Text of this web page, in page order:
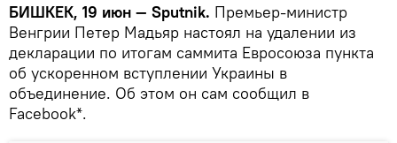
БИШКЕК, 19 июн — Sputnik. Премьер-министр
Венгрии Петер Мадьяр настоял на удалении из
декларации по итогам саммита Евросоюза пункта
об ускоренном вступлении Украины в
объединение. Об этом он сам сообщил в
Facebook*.